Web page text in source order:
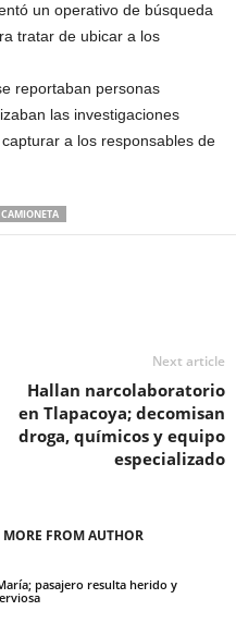
un operativo de búsqueda
tratar de ubicar a los
reportaban personas
las investigaciones
a los responsables de
CAMIONETA
Next article
Hallan narcolaboratorio
en Tlapacoya; decomisan
droga, químicos y equipo
especializado
MORE FROM AUTHOR
pasajero resulta herido y